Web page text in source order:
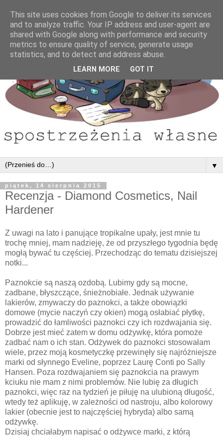
▼
piątek, 14 sierpnia 2015
Recenzja - Diamond Cosmetics, Nail
Hardener
Z uwagi na lato i panujące tropikalne upały, jest mnie tu
trochę mniej, mam nadzieję, że od przyszłego tygodnia będę
mogłą bywać tu częściej. Przechodząc do tematu dzisiejszej
notki...
Paznokcie są naszą ozdobą. Lubimy gdy są mocne,
zadbane, błyszczące, śnieżnobiałe. Jednak używanie
lakierów, zmywaczy do paznokci, a także obowiązki
domowe (mycie naczyń czy okien) mogą osłabiać płytkę,
prowadzić do łamliwości paznokci czy ich rozdwajania się.
Dobrze jest mieć zatem w domu odżywkę, która pomoże
zadbać nam o ich stan. Odżywek do paznokci stosowałam
wiele, przez moją kosmetyczkę przewinęły się najróżniejsze
marki od słynnego Eveline, poprzez Laurę Conti po Sally
Hansen. Poza rozdwajaniem się paznokcia na prawym
kciuku nie mam z nimi problemów. Nie lubię za długich
paznokci, więc raz na tydzień je piłuję na ulubioną długość,
wtedy też aplikuję, w zależności od nastroju, albo kolorowy
lakier (obecnie jest to najczęściej hybryda) albo samą
odżywkę.
Dzisiaj chciałabym napisać o odżywce marki, z którą
This site uses cookies from Google to deliver its services
and to analyze traffic. Your IP address and user-agent are
shared with Google along with performance and security
metrics to ensure quality of service, generate usage
statistics, and to detect and address abuse.
LEARN MORE GOT IT